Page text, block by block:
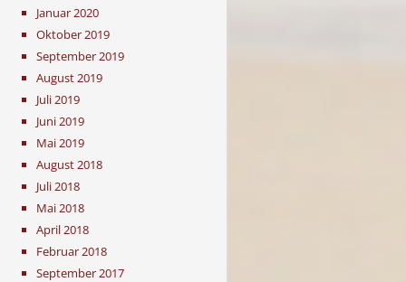
Januar 2020
Oktober 2019
September 2019
August 2019
Juli 2019
Juni 2019
Mai 2019
August 2018
Juli 2018
Mai 2018
April 2018
Februar 2018
September 2017